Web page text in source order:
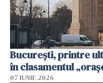
București, printre
în clasamentul
07 IUNIE 2026